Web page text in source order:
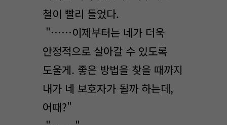
철이 빨리 들었다.
"……이제부터는 네가 더욱
안정적으로 살아갈 수 있도록
도울게. 좋은 방법을 찾을 때까지
내가 네 보호자가 될까 하는데,
어때?"